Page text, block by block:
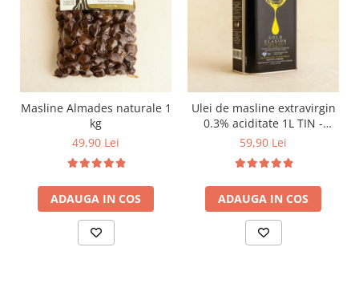
Masline Almades naturale 1
kg
49,90 Lei
ADAUGA IN COS
Ulei de masline extravirgin
0.3% aciditate 1L TIN -
presat la rece
59,90 Lei
ADAUGA IN COS